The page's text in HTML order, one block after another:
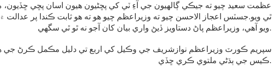
عظمت سعيد چيو ته جيڪي ڳالهيون جي آءِ ٽي کي پڇڻيون هيون اسان پڇي ڇڏيون،
ٿي ويو.جسٽس اعجاز الاحسن چيو ته وزيراعظم چيو هو ته هو ثابت ڪندا پر عدالت
ويو آهي، وزيراعظم پاڻ دستاويز ڏيڻ واري بيان کان آجو نه ٿو ٿي سگهي.
سپريم ڪورٽ وزيراعظم نوازشريف جي وڪيل کي اربع تي دليل مڪمل ڪرڻ جي
ڪيس جي ٻڌڻي ملتوي ڪري ڇڏي.